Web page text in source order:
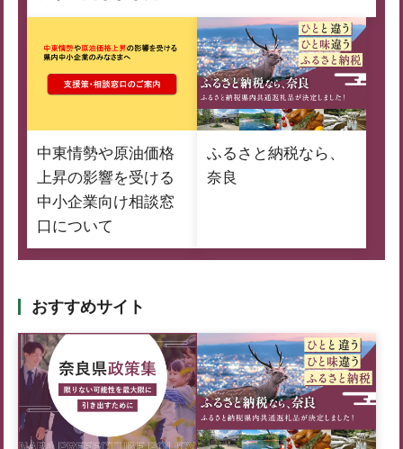
中東情勢や原油価格
上昇の影響を受ける
中小企業向け相談窓
口について
ふるさと納税なら、
奈良
おすすめサイト